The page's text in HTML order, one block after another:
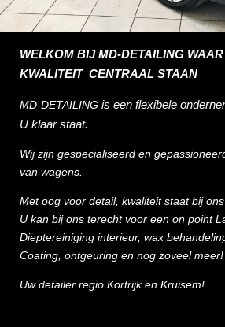
WELKOM BIJ MD-DETAILING
KWALITEIT CENTRAAL STAAN
MD-DETAILING is een flexibele
U klaar staat.
Wij zijn gespecialiseerd en
van wagens.
Met oog voor detail, kwaliteit staat bij
U kan bij ons terecht voor een on point
Dieptereiniging interieur, wax
Coating, ontgeuring en nog zoveel meer!
Uw detailer regio Kortrijk en Kruisem!